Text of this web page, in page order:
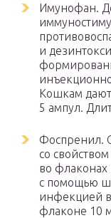
Имунофан.
и
Кошкам дают
5 ампул.
Фоспренил.
со
во флаконах
с помощью
инфекцией
флаконе 10